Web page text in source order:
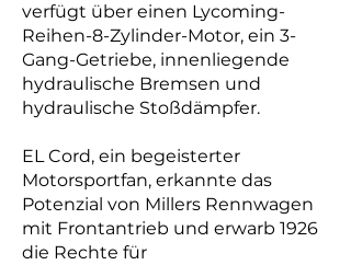
verfügt über einen Lycoming-
Reihen-8-Zylinder-Motor, ein 3-
Gang-Getriebe, innenliegende
hydraulische Bremsen und
hydraulische Stoßdämpfer.
EL Cord, ein begeisterter
Motorsportfan, erkannte das
Potenzial von Millers Rennwagen
mit Frontantrieb und erwarb 1926
die Rechte für